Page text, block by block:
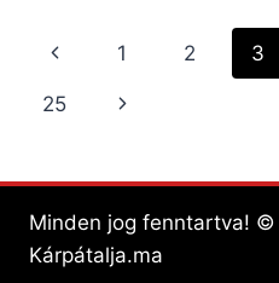
Page
navigation
Previous
Page
1 2 3
25
Next
Minden jog fenntartva! ©
Kárpátalja.ma